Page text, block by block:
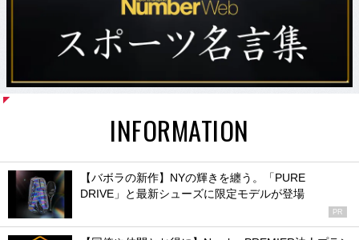
INFORMATION
【バボラの新作】NYの輝きを纏う。「PURE
DRIVE」と最新シューズに限定モデルが登場
PR